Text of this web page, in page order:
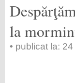
la
• publicat la: